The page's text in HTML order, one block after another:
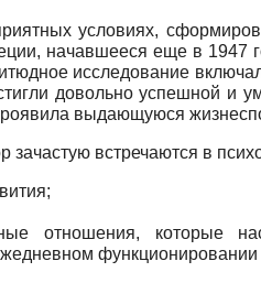
условиях,
начавшееся еще в 1947
исследование
довольно успешной и
выдающуюся
зачастую встречаются в
отношения, которые
функционировании